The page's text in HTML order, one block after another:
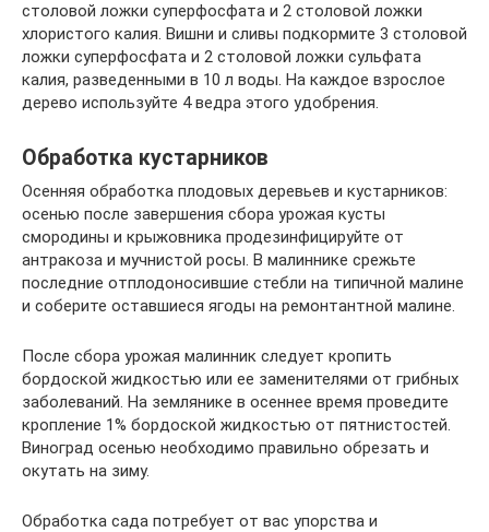
столовой ложки суперфосфата и 2 столовой ложки
хлористого калия. Вишни и сливы подкормите 3 столовой
ложки суперфосфата и 2 столовой ложки сульфата
калия, разведенными в 10 л воды. На каждое взрослое
дерево используйте 4 ведра этого удобрения.
Обработка кустарников
Осенняя обработка плодовых деревьев и кустарников:
осенью после завершения сбора урожая кусты
смородины и крыжовника продезинфицируйте от
антракоза и мучнистой росы. В малиннике срежьте
последние отплодоносившие стебли на типичной малине
и соберите оставшиеся ягоды на ремонтантной малине.
После сбора урожая малинник следует кропить
бордоской жидкостью или ее заменителями от грибных
заболеваний. На землянике в осеннее время проведите
кропление 1% бордоской жидкостью от пятнистостей.
Виноград осенью необходимо правильно обрезать и
окутать на зиму.
Обработка сада потребует от вас упорства и